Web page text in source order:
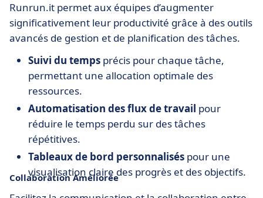
Runrun.it permet aux équipes d’augmenter
significativement leur productivité grâce à des outils
avancés de gestion et de planification des tâches.
Suivi du temps précis pour chaque tâche,
permettant une allocation optimale des
ressources.
Automatisation des flux de travail pour
réduire le temps perdu sur des tâches
répétitives.
Tableaux de bord personnalisés pour une
visualisation claire des progrès et des objectifs.
Collaboration Améliorée